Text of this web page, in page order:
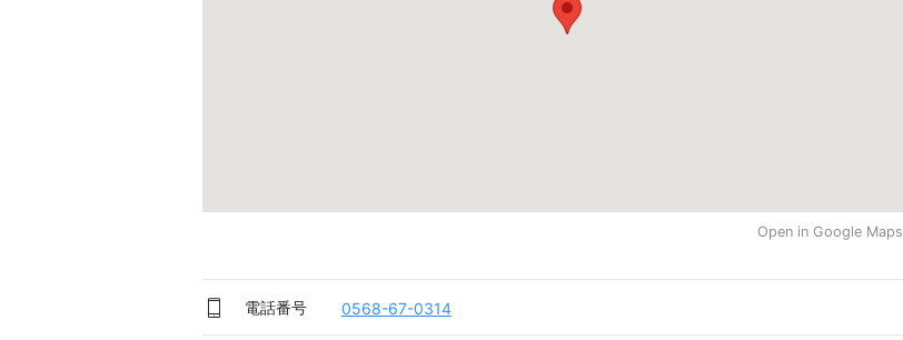
Open in Google Maps
電話番号 0568-67-0314